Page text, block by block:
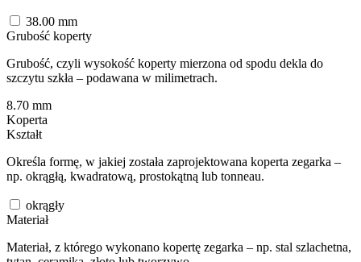
38.00 mm
Grubość koperty
Grubość, czyli wysokość koperty mierzona od spodu dekla do
szczytu szkła – podawana w milimetrach.
8.70 mm
Koperta
Kształt
Określa formę, w jakiej została zaprojektowana koperta zegarka –
np. okrągłą, kwadratową, prostokątną lub tonneau.
okrągły
Materiał
Materiał, z którego wykonano kopertę zegarka – np. stal szlachetna,